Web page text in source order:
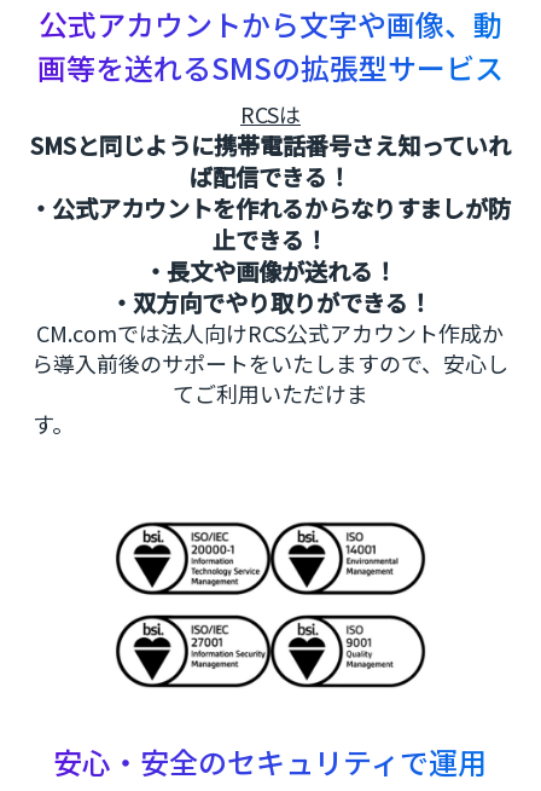
公式アカウントから文字や画像、動
画等を送れるSMSの拡張型サービス
RCSは
SMSと同じように携帯電話番号さえ知っていれ
ば配信できる！
・公式アカウントを作れるからなりすましが防
止できる！
・長文や画像が送れる！
・双方向でやり取りができる！
CM.comでは法人向けRCS公式アカウント作成か
ら導入前後のサポートをいたしますので、安心し
てご利用いただけま
す。
安心・安全のセキュリティで運用